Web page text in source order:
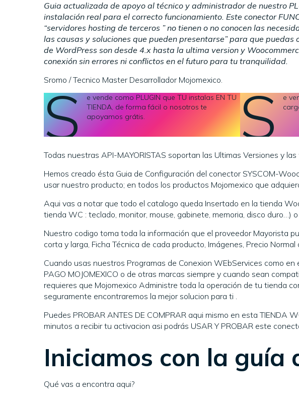
Guia actualizada de apoyo al técnico y administrador de nuestro
instalación real para el correcto funcionamiento. Este conector
“servidores hosting de terceros ” no tienen o no conocen las
las causas y soluciones que pueden presentarse” para que
de WordPress son desde 4.x hasta la ultima version y
conexión sin errores ni conflictos en el futuro para tu tranquilidad.
Sromo / Tecnico Master Desarrollador Mojomexico.
s
e vende como PLUGIN que TU instalas EN TU
TIENDA, de forma fácil o nosotros te
apoyamos grátis.
s
e
Todas nuestras API-MAYORISTAS soportan las Ultimas Versiones y
Hemos creado ésta Guia de Configuración del conector SYSCOM-
usar nuestro producto; en todos los productos Mojomexico que
Aqui vas a notar que todo el catalogo queda Insertado en la tienda
tienda WC : teclado, monitor, mouse, gabinete, memoria, disco duro…)
Nuestro codigo toma toda la información que el proveedor Mayorista
corta y larga, Ficha Técnica de cada producto, Imágenes, Precio
Cuando usas nuestros Programas de Conexion WEbServices como en
PAGO MOJOMEXICO o de otras marcas siempre y cuando sean
requieres que Mojomexico Administre toda la operación de tu tienda
seguramente encontraremos la mejor solucion para ti .
Puedes PROBAR ANTES DE COMPRAR aqui mismo en esta TIENDA
minutos a recibir tu activacion asi podrás USAR Y PROBAR este
Iniciamos con la guía
Qué vas a encontra aqui?